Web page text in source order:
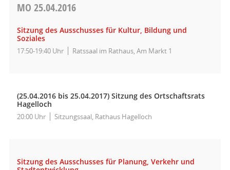
MO 25.04.2016
Sitzung des Ausschusses für Kultur, Bildung und
Soziales
17:50-19:40 Uhr Ratssaal im Rathaus, Am Markt 1
(25.04.2016 bis 25.04.2017)Sitzung des Ortschaftsrats
Hagelloch
20:00 Uhr Sitzungssaal, Rathaus Hagelloch
Sitzung des Ausschusses für Planung, Verkehr und